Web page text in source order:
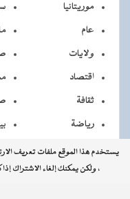
موريتانيا
عام
ولايات
اقتصاد
ثقافة
رياضة
يستخدم هذا الموقع ملفات تعريف
، ولكن يمكنك إلغاء الاشتراك